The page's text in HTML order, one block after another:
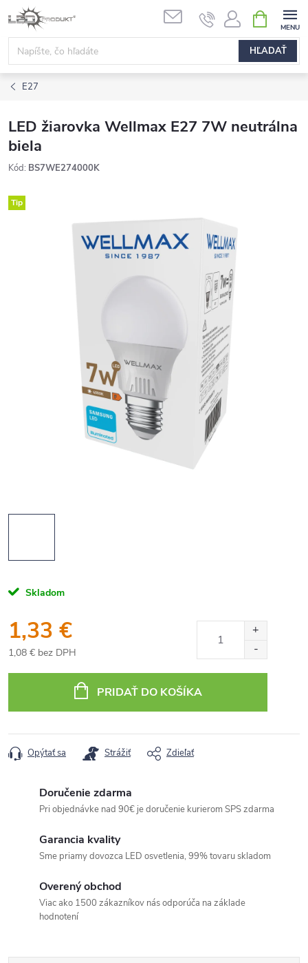
Prejsť
na
obsah
HĽADAŤ
KOŠÍK
E27
LED žiarovka Wellmax E27 7W neutrálna
biela
Kód: BS7WE274000K
Tip
Skladom
1,33 €
1,08 € bez DPH
cena:
PRIDAŤ DO KOŠÍKA
Opýtať sa Strážiť Zdieľať
Doručenie zdarma
Pri objednávke nad 90€ je doručenie kurierom SPS zdarma
Garancia kvality
Sme priamy dovozca LED osvetlenia, 99% tovaru skladom
Overený obchod
Viac ako 1500 zákazníkov nás odporúča na základe
hodnotení